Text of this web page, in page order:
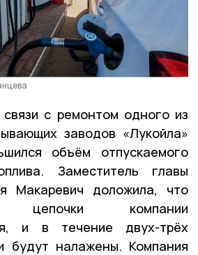
с ремонтом одного из
заводов «Лукойла»
объём отпускаемого
Заместитель главы
Макаревич доложила, что
цепочки компании
и в течение двух-трёх
будут налажены. Компания